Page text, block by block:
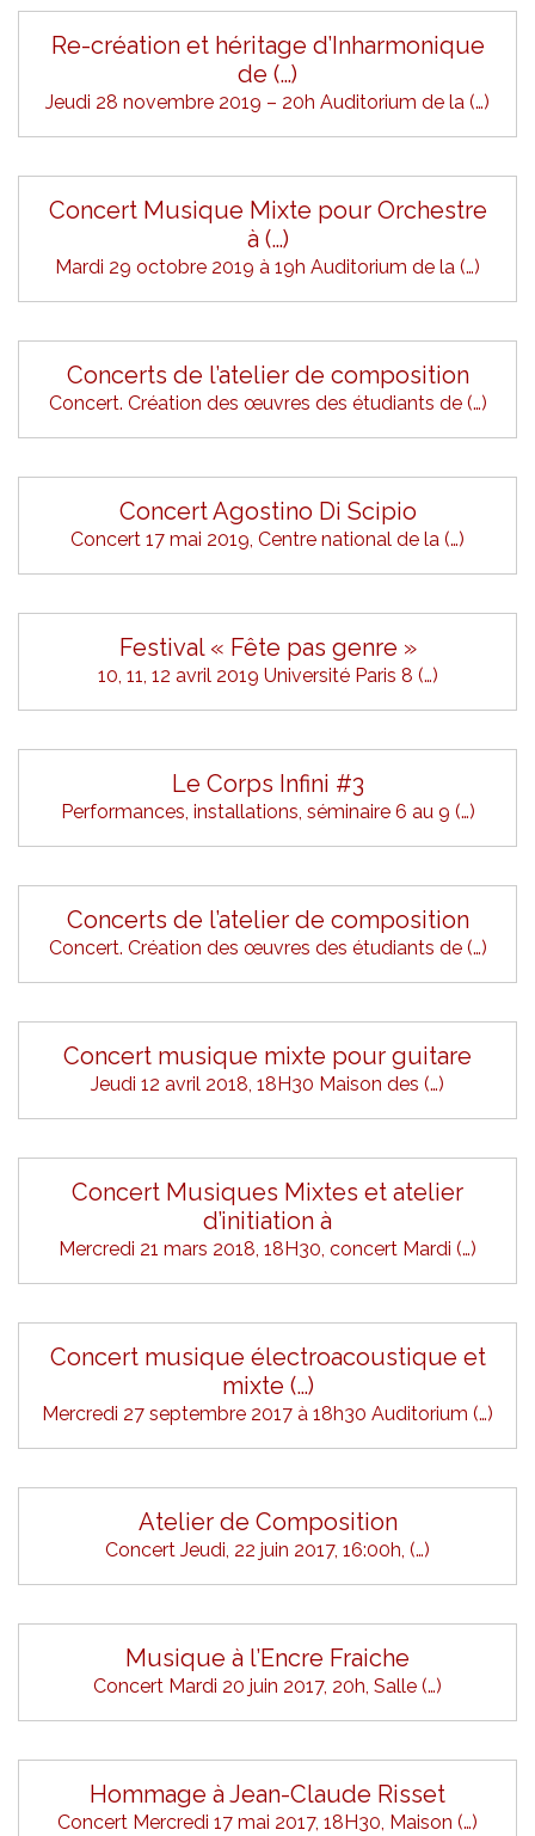
Re-création et héritage d’Inharmonique
de (…)
Jeudi 28 novembre 2019 – 20h Auditorium de la (…)
Concert Musique Mixte pour Orchestre
à (…)
Mardi 29 octobre 2019 à 19h Auditorium de la (…)
Concerts de l’atelier de composition
Concert. Création des œuvres des étudiants de (…)
Concert Agostino Di Scipio
Concert 17 mai 2019, Centre national de la (…)
Festival « Fête pas genre »
10, 11, 12 avril 2019 Université Paris 8 (…)
Le Corps Infini #3
Performances, installations, séminaire 6 au 9 (…)
Concerts de l’atelier de composition
Concert. Création des œuvres des étudiants de (…)
Concert musique mixte pour guitare
Jeudi 12 avril 2018, 18H30 Maison des (…)
Concert Musiques Mixtes et atelier
d’initiation à
Mercredi 21 mars 2018, 18H30, concert Mardi (…)
Concert musique électroacoustique et
mixte (…)
Mercredi 27 septembre 2017 à 18h30 Auditorium (…)
Atelier de Composition
Concert Jeudi, 22 juin 2017, 16:00h, (…)
Musique à l’Encre Fraiche
Concert Mardi 20 juin 2017, 20h, Salle (…)
Hommage à Jean-Claude Risset
Concert Mercredi 17 mai 2017, 18H30, Maison (…)